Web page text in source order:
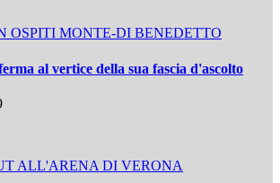
OSPITI MONTE-DI BENEDETTO
al vertice della sua fascia d'ascolto
ALL'ARENA DI VERONA